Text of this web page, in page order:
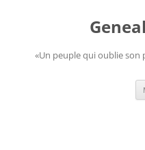
«Un peuple qui oublie son